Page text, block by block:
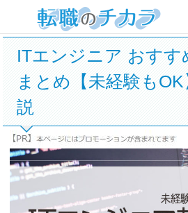
ITエンジニア おすす
まとめ【未経験も
説